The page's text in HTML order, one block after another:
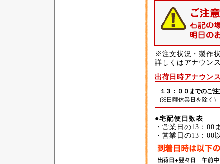
※注文状況・製作
詳しくはアナウン
出荷日時アナウン
●宅配便日数表
・営業日の13：
・営業日の13：